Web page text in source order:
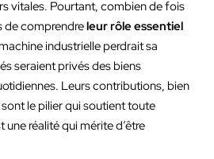
vitales. Pourtant, combien de fois
de comprendreleur rôle essentiel
industrielle perdrait sa
seraient privés des biens
Leurs contributions, bien
le pilier qui soutient toute
une réalité qui mérite d’être